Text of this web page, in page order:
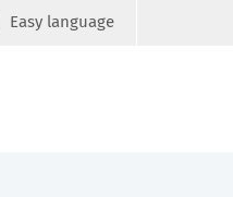
Easy language